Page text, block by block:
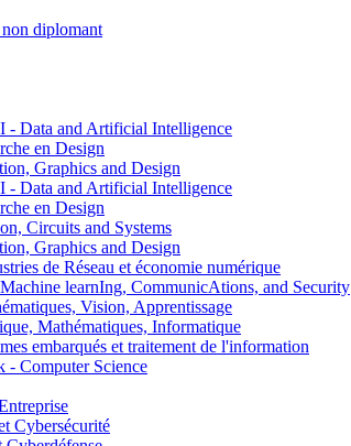
diplomant
Data and Artificial Intelligence
en Design
Graphics and Design
Data and Artificial Intelligence
en Design
Circuits and Systems
Graphics and Design
de Réseau et économie numérique
learnIng, CommunicAtions, and Security
Vision, Apprentissage
Mathématiques, Informatique
embarqués et traitement de l'information
Computer Science
Cybersécurité